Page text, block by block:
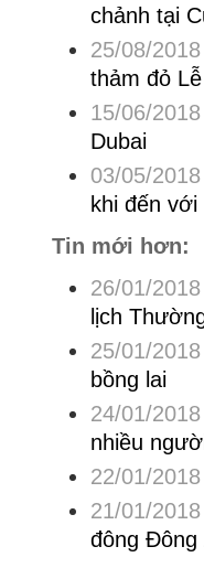
chảnh tại
25/08/
thảm đỏ
15/06/
Dubai
03/05/
khi đến với
Tin mới hơn:
26/01/
lịch
25/01/
bồng lai
24/01/
nhiều
22/01/
21/01/
đông Đông